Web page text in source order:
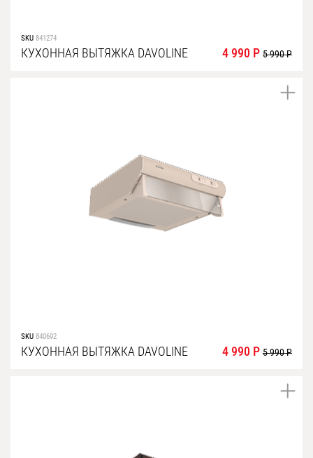
SKU 841274
КУХОННАЯ ВЫТЯЖКА DAVOLINE 4 990 Р 5 990 Р
SKU 840692
КУХОННАЯ ВЫТЯЖКА DAVOLINE 4 990 Р 5 990 Р